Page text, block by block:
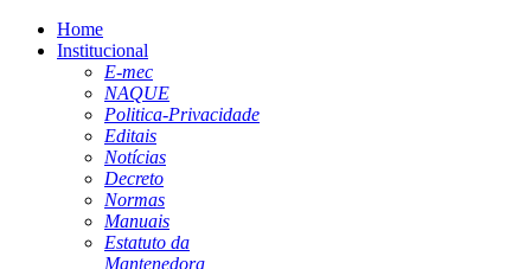
Home
Institucional
E-mec
NAQUE
Politica-Privacidade
Editais
Notícias
Decreto
Normas
Manuais
Estatuto da
Mantenedora